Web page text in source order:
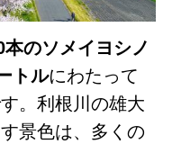
本のソメイヨシノ
トルにわたって
。利根川の雄大
景色は、多くの